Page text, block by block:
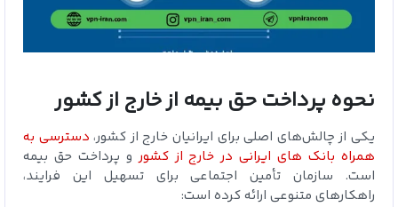
نحوه پرداخت حق بیمه از خارج از کشور
یکی از چالش‌های اصلی برای ایرانیان خارج از کشور، دسترسی به
همراه بانک های ایرانی در خارج از کشور و پرداخت حق بیمه
است. سازمان تأمین اجتماعی برای تسهیل این فرایند،
راهکارهای متنوعی ارائه کرده است: